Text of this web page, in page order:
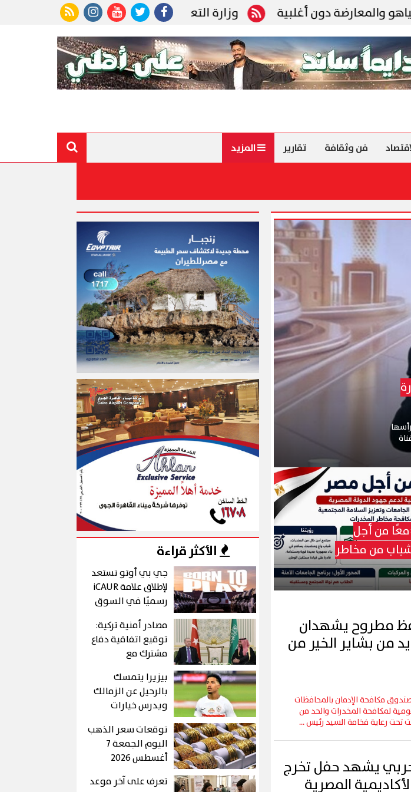
وزارة التعليم: استمرار التقدم لمدارس المتفوقين إلكترونيا
فن وثقافة تقارير المزيد
رأسها
من أجل
من مخاطر
مطروح يشهدان
جديد من بشاير الخير من
مكافحة الإدمان بالمحافظات
لمكافحة المخدرات والحد من
تحت رعاية فخامة السيد رئيس ...
يشهد حفل تخرج
المصرية
الأكثر قراءة
جي بي أوتو تستعد
لإطلاق علامة iCAUR
رسميًا في السوق
المصري خلال
أغسطس
مصادر أمنية تركية:
توقيع اتفاقية دفاع
مشترك مع
اليوم
بيزيرا يتمسك
بالرحيل عن الزمالك
ويدرس خيارات
النادي بيعه
توقعات سعر الذهب
اليوم الجمعة 7
أغسطس 2026
تعرف على آخر موعد